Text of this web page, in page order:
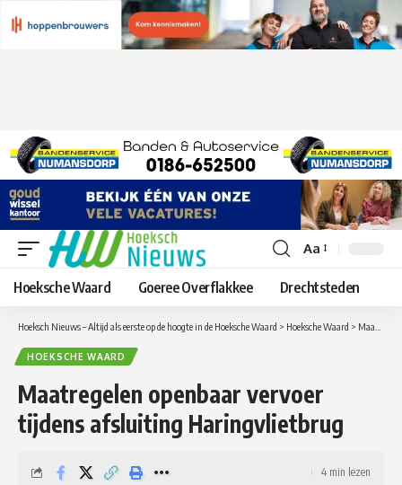
Lettergrootte
aanpassen
Aa
Hoeksche Waard Goeree Overflakkee Drechtsteden
Hoeksch Nieuws – Altijd als eerste op de hoogte in de Hoeksche Waard > Hoeksche Waard > Maatregelen openbaar vervoer tijdens afsluiting Haringvlietbrug
HOEKSCHE WAARD
Maatregelen openbaar vervoer
tijdens afsluiting Haringvlietbrug
4 min lezen